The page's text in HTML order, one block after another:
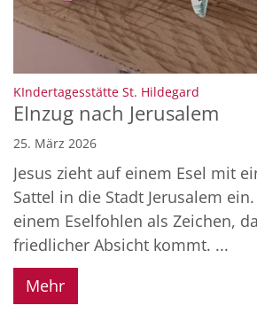
KIndertagesstätte St. Hildegard
EInzug nach Jerusalem
25. März 2026
Jesus zieht auf einem Esel mit
Sattel in die Stadt Jerusalem
einem Eselfohlen als Zeichen,
friedlicher Absicht kommt. ...
Mehr